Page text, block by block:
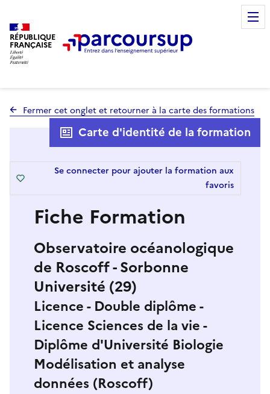
RÉPUBLIQUE
FRANÇAISE
Fermer cet onglet et retourner à la carte des formations
Fiche Formation
Observatoire océanologique
de Roscoff - Sorbonne
Université (29)
Licence - Double diplôme -
Licence Sciences de la vie -
Diplôme d'Université Biologie
Modélisation et analyse
données (Roscoff)
Carte d'identité de la formation
Se connecter pour ajouter la formation aux
favoris